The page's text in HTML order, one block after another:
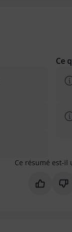
Ce
Ce résumé est-il